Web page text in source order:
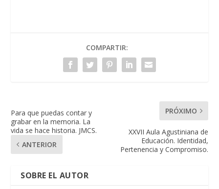
COMPARTIR:
Para que puedas contar y
grabar en la memoria. La
vida se hace historia. JMCS.
ANTERIOR
PRÓXIMO
XXVII Aula Agustiniana de
Educación. Identidad,
Pertenencia y Compromiso.
SOBRE EL AUTOR